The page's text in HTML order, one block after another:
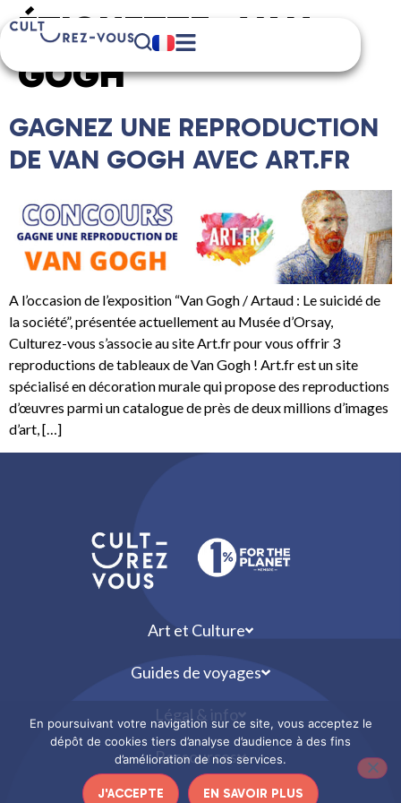
ÉTIQUETTE : VAN
GOGH
GAGNEZ UNE REPRODUCTION
DE VAN GOGH AVEC ART.FR
A l’occasion de l’exposition “Van Gogh / Artaud : Le suicidé de
la société”, présentée actuellement au Musée d’Orsay,
Culturez-vous s’associe au site Art.fr pour vous offrir 3
reproductions de tableaux de Van Gogh ! Art.fr est un site
spécialisé en décoration murale qui propose des reproductions
d’œuvres parmi un catalogue de près de deux millions d’images
d’art, […]
Art et Culture
Guides de voyages
Légal & info
Ressources
En poursuivant votre navigation sur ce site, vous acceptez le
dépôt de cookies tiers d’analyse d’audience à des fins
d’amélioration de nos services.
J'ACCEPTE EN SAVOIR PLUS